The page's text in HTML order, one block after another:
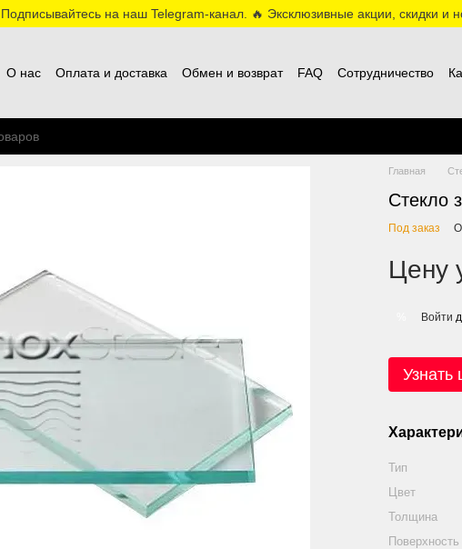
на наш Telegram-канал. 🔥 Эксклюзивные акции, скидки и
О нас Оплата и доставка Обмен и возврат FAQ Сотрудничество
Главная
Стекло
Под заказ
Цену
Войти
Узнать
Тип
Цвет
Толщина